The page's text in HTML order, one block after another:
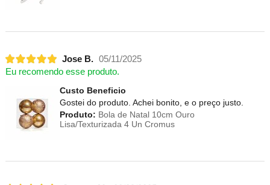
Jose B. 05/11/2025
Eu recomendo esse produto.
Custo Beneficio
Gostei do produto. Achei bonito, e o preço justo.
Produto: Bola de Natal 10cm Ouro
Lisa/Texturizada 4 Un Cromus